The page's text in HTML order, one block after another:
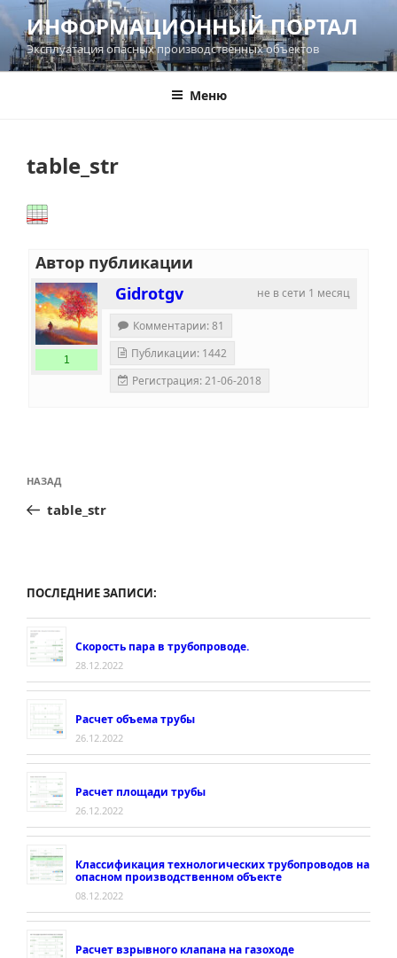
Перейти
содержимому
ИНФОРМАЦИОННЫЙ ПОРТАЛ
Эксплуатация опасных производственных объектов
Меню
table_str
Автор публикации
не в сети 1 месяц
Gidrotgv
1
Комментарии: 81
Публикации: 1442
Регистрация: 21-06-2018
Навигация
записям
Предыдущая
запись:
НАЗАД
table_str
ПОСЛЕДНИЕ ЗАПИСИ:
Скорость пара в трубопроводе.
28.12.2022
Расчет объема трубы
26.12.2022
Расчет площади трубы
26.12.2022
Классификация технологических трубопроводов на
опасном производственном объекте
08.12.2022
Расчет взрывного клапана на газоходе